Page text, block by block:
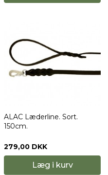
ALAC Læderline. Sort.
150cm.
279,00 DKK
Læg i kurv